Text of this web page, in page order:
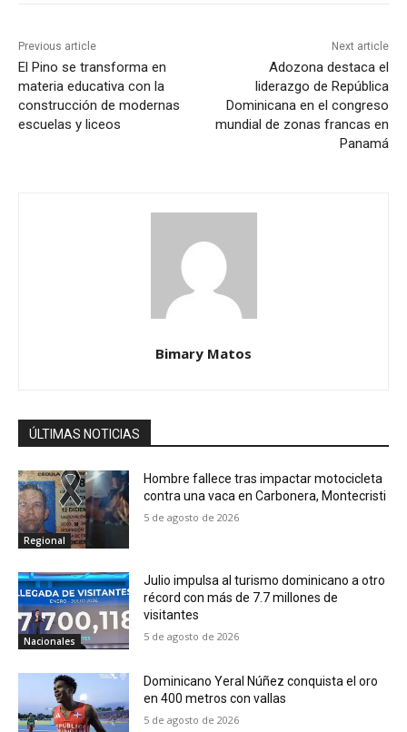
Previous article
El Pino se transforma en
materia educativa con la
construcción de modernas
escuelas y liceos
Next article
Adozona destaca el
liderazgo de República
Dominicana en el congreso
mundial de zonas francas en
Panamá
Bimary Matos
ÚLTIMAS NOTICIAS
Regional
Hombre fallece tras impactar motocicleta
contra una vaca en Carbonera, Montecristi
5 de agosto de 2026
Nacionales
Julio impulsa al turismo dominicano a otro
récord con más de 7.7 millones de
visitantes
5 de agosto de 2026
Dominicano Yeral Núñez conquista el oro
en 400 metros con vallas
5 de agosto de 2026